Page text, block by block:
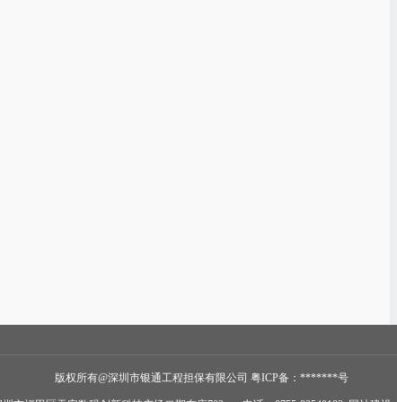
版权所有@深圳市银通工程担保有限公司 粤ICP备：*******号